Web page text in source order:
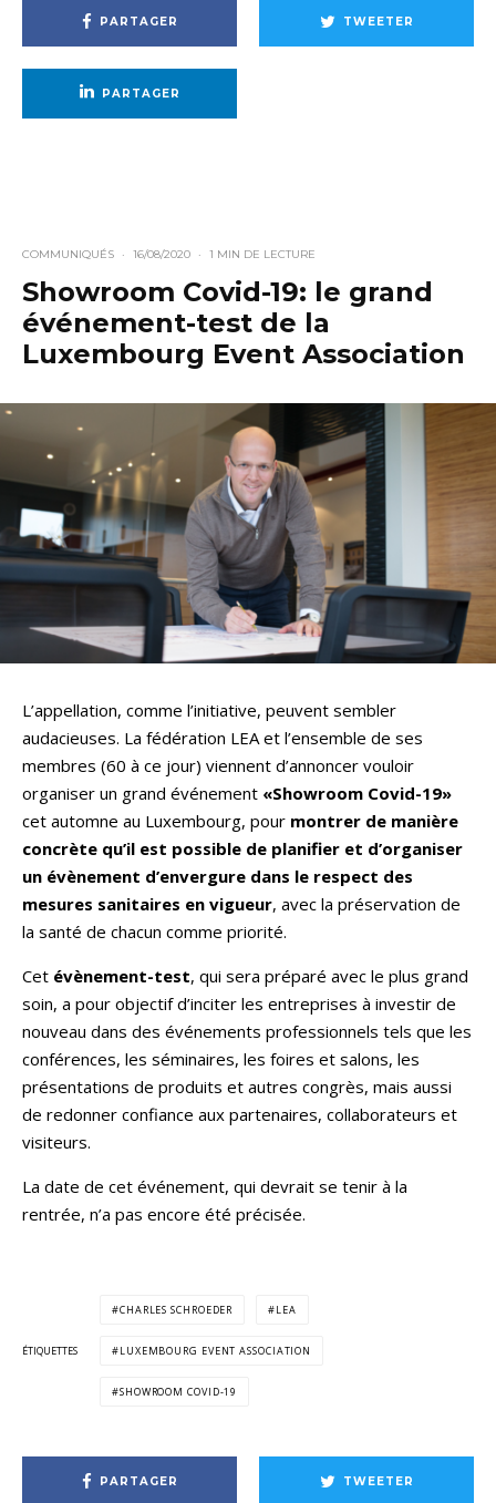
PARTAGER TWEETER
PARTAGER
COMMUNIQUÉS · 16/08/2020 · 1 MIN DE LECTURE
Showroom Covid-19: le grand
événement-test de la
Luxembourg Event Association
L’appellation, comme l’initiative, peuvent sembler
audacieuses. La fédération LEA et l’ensemble de ses
membres (60 à ce jour) viennent d’annoncer vouloir
organiser un grand événement «Showroom Covid-19»
cet automne au Luxembourg, pour montrer de manière
concrète qu’il est possible de planifier et d’organiser
un évènement d’envergure dans le respect des
mesures sanitaires en vigueur, avec la préservation de
la santé de chacun comme priorité.
Cet évènement-test, qui sera préparé avec le plus grand
soin, a pour objectif d’inciter les entreprises à investir de
nouveau dans des événements professionnels tels que les
conférences, les séminaires, les foires et salons, les
présentations de produits et autres congrès, mais aussi
de redonner confiance aux partenaires, collaborateurs et
visiteurs.
La date de cet événement, qui devrait se tenir à la
rentrée, n’a pas encore été précisée.
ÉTIQUETTES
CHARLES SCHROEDER LEA
LUXEMBOURG EVENT ASSOCIATION
SHOWROOM COVID-19
PARTAGER TWEETER